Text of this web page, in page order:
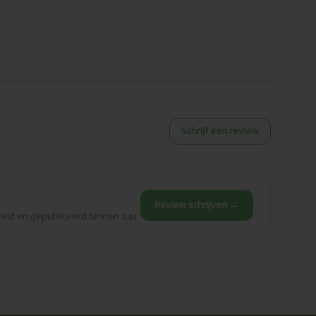
Schrijf een review
en gepubliceerd binnen 24u.
Review schrijven →